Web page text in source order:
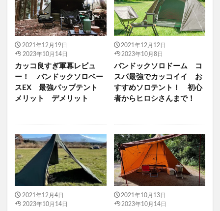
2021年12月19日
2023年10月14日
カッコ良すぎ軍幕レビュ
ー！ バンドックソロベー
スEX 最強パップテント
メリット デメリット
2021年12月12日
2023年10月8日
バンドックソロドーム コ
スパ最強でカッコイイ お
すすめソロテント！ 初心
者からヒロシさんまで！
2021年12月4日
2023年10月14日
2021年10月13日
2023年10月14日